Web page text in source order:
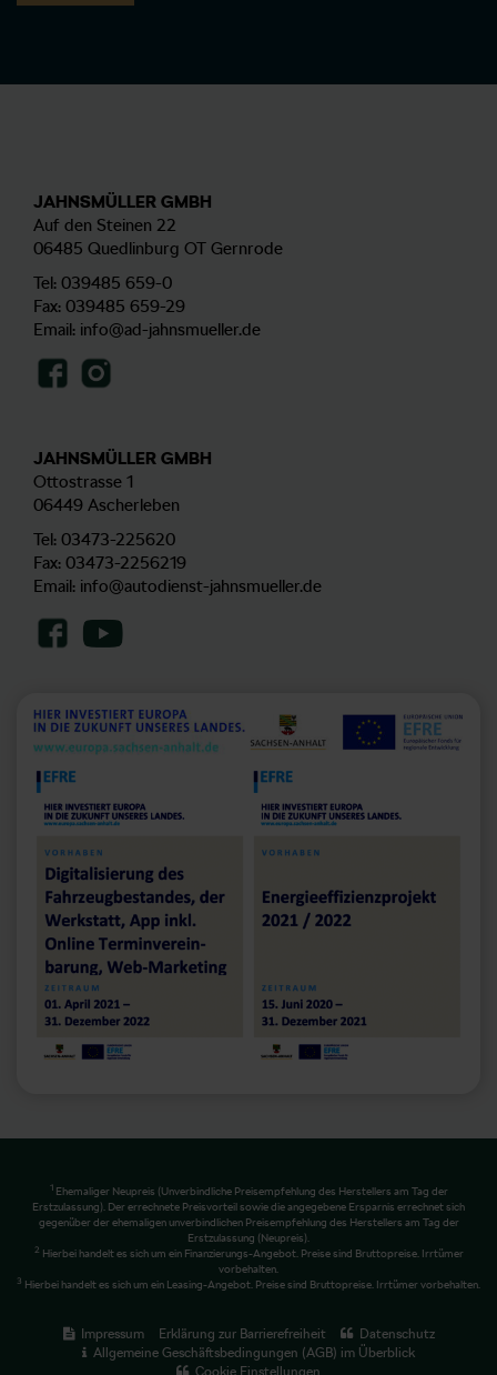
JAHNSMÜLLER GMBH
Auf den Steinen 22
06485 Quedlinburg OT Gernrode
Tel: 039485 659-0
Fax: 039485 659-29
Email: info@ad-jahnsmueller.de
JAHNSMÜLLER GMBH
Ottostrasse 1
06449 Ascherleben
Tel: 03473-225620
Fax: 03473-2256219
Email: info@autodienst-jahnsmueller.de
1 Ehemaliger Neupreis (Unverbindliche Preisempfehlung des Herstellers am Tag der
Erstzulassung). Der errechnete Preisvorteil sowie die angegebene Ersparnis errechnet sich
gegenüber der ehemaligen unverbindlichen Preisempfehlung des Herstellers am Tag der
Erstzulassung (Neupreis).
2 Hierbei handelt es sich um ein Finanzierungs-Angebot. Preise sind Bruttopreise. Irrtümer
vorbehalten.
3 Hierbei handelt es sich um ein Leasing-Angebot. Preise sind Bruttopreise. Irrtümer vorbehalten.
Impressum Erklärung zur Barrierefreiheit
Datenschutz
Allgemeine Geschäftsbedingungen (AGB) im Überblick
Cookie Einstellungen